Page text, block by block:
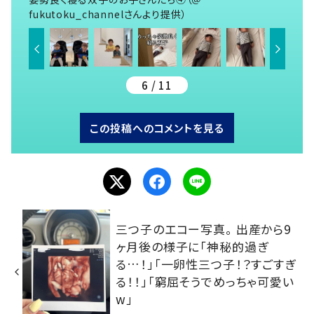
fukutoku_channelさんより提供）
6 / 11
この投稿へのコメントを見る
三つ子のエコー写真。 出産から9
ヶ月後の様子に「神秘的過ぎ
る…！」「一卵性三つ子！？すごすぎ
る！！」「窮屈そうでめっちゃ可愛い
w」